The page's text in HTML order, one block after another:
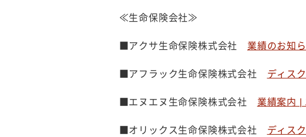
≪生命保険会社≫
■アクサ生命保険株式会社 業績のお知
■アフラック生命保険株式会社 ディス
■エヌエヌ生命保険株式会社 業績案内
■オリックス生命保険株式会社 ディス